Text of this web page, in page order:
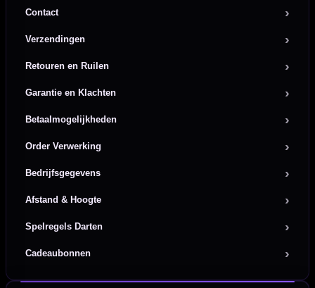
Contact
Verzendingen
Retouren en Ruilen
Garantie en Klachten
Betaalmogelijkheden
Order Verwerking
Bedrijfsgegevens
Afstand & Hoogte
Spelregels Darten
Cadeaubonnen